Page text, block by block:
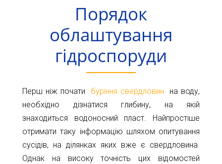
+38098-
Порядок
облаштування
гідроспоруди
Перш ніж почати буріння свердловин
на воду,
необхідно дізнатися глибину, на якій
знаходиться водоносний пласт. Найпростіше
отримати таку інформацію шляхом опитування
сусідів, на ділянках яких вже є свердловина.
Однак на високу точність цих відомостей